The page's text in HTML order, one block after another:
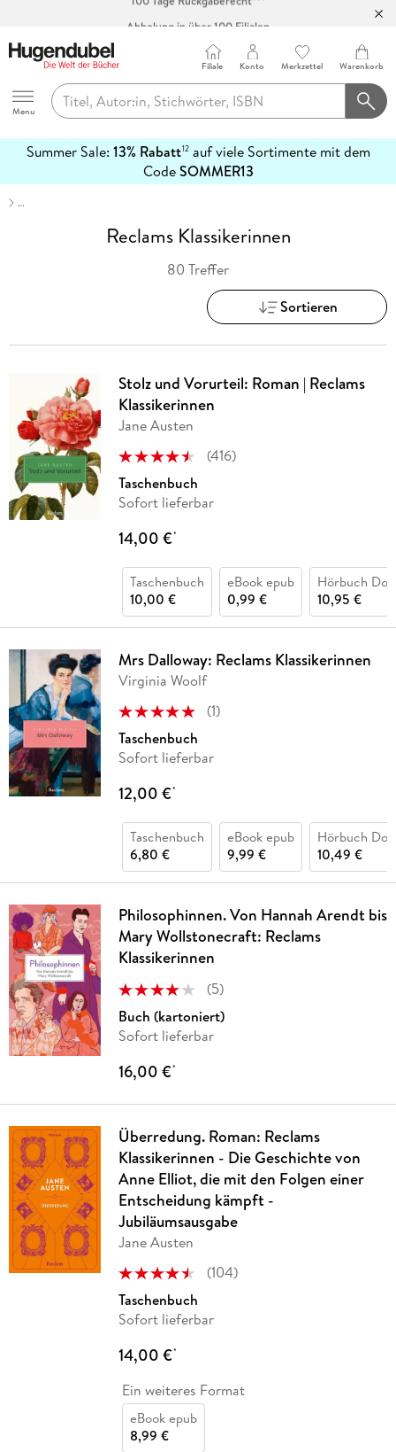
Abholung in über 100 Filialen
Hugendubel
Menu
Filiale Konto Merkzettel Warenkorb
Summer Sale: 13% Rabatt12auf viele Sortimente mit dem
CodeSOMMER13
erfahren
…
Reclams Klassikerinnen
80 Treffer
Sortieren
Stolz und Vorurteil: Roman | Reclams
Klassikerinnen
Jane Austen
(416)
Taschenbuch
Sofort lieferbar
14,00 €*
Taschenbuch
10,00 €
eBook epub
0,99 €
Hörbuch
10,95 €
Mrs Dalloway: Reclams Klassikerinnen
Virginia Woolf
(1)
Taschenbuch
Sofort lieferbar
12,00 €*
Taschenbuch
6,80 €
eBook epub
9,99 €
Hörbuch
10,49 €
Philosophinnen. Von Hannah Arendt bis
Mary Wollstonecraft: Reclams
Klassikerinnen
(5)
Buch (kartoniert)
Sofort lieferbar
16,00 €*
Überredung. Roman: Reclams
Klassikerinnen - Die Geschichte von
Anne Elliot, die mit den Folgen einer
Entscheidung kämpft -
Jubiläumsausgabe
Jane Austen
(104)
Taschenbuch
Sofort lieferbar
14,00 €*
Ein weiteres Format
eBook epub
8,99 €